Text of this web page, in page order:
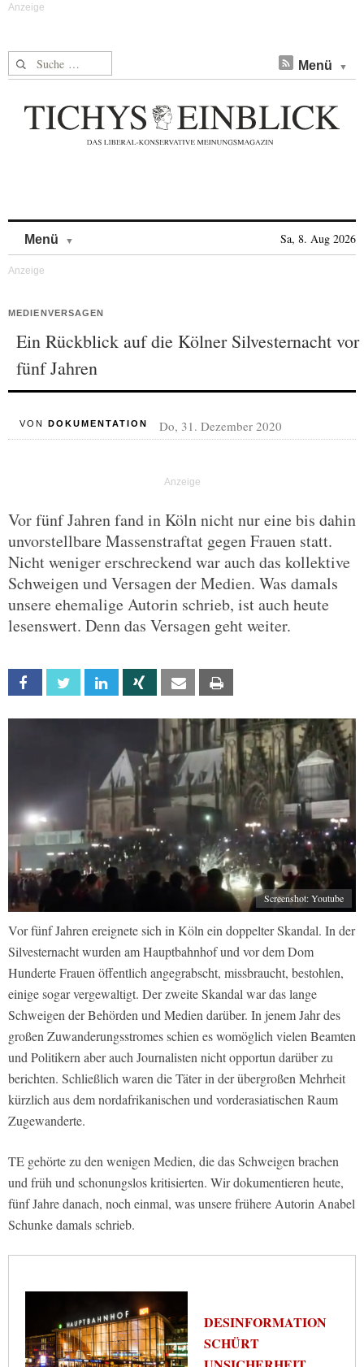
Suche nach: Menü
Menü Sa, 8. Aug 2026
MEDIENVERSAGEN
Ein Rückblick auf die Kölner Silvesternacht vor
fünf Jahren
VON DOKUMENTATION Do, 31. Dezember 2020
Vor fünf Jahren fand in Köln nicht nur eine bis dahin
unvorstellbare Massenstraftat gegen Frauen statt.
Nicht weniger erschreckend war auch das kollektive
Schweigen und Versagen der Medien. Was damals
unsere ehemalige Autorin schrieb, ist auch heute
lesenswert. Denn das Versagen geht weiter.
Facebook Twitter Linkedin Xing Email
Screenshot: Youtube
Vor fünf Jahren ereignete sich in Köln ein doppelter Skandal. In der
Silvesternacht wurden am Hauptbahnhof und vor dem Dom
Hunderte Frauen öffentlich angegrabscht, missbraucht, bestohlen,
einige sogar vergewaltigt. Der zweite Skandal war das lange
Schweigen der Behörden und Medien darüber. In jenem Jahr des
großen Zuwanderungsstromes schien es womöglich vielen Beamten
und Politikern aber auch Journalisten nicht opportun darüber zu
berichten. Schließlich waren die Täter in der übergroßen Mehrheit
kürzlich aus dem nordafrikanischen und vorderasiatischen Raum
Zugewanderte.
TE gehörte zu den wenigen Medien, die das Schweigen brachen
und früh und schonungslos kritisierten. Wir dokumentieren heute,
fünf Jahre danach, noch einmal, was unsere frühere Autorin Anabel
Schunke damals schrieb.
DESINFORMATION
SCHÜRT